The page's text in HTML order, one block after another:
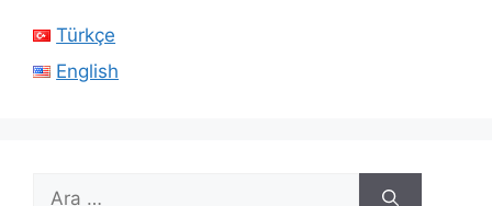
Türkçe
English
için